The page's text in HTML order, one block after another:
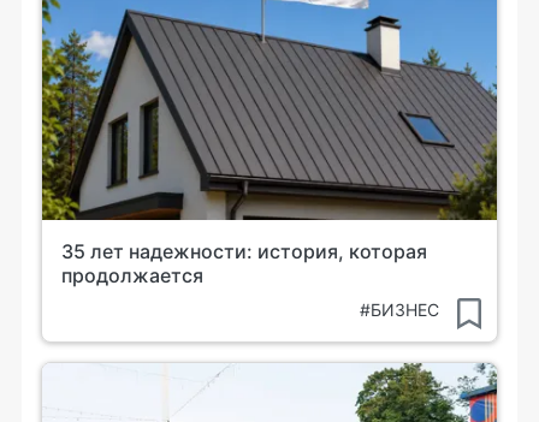
35 лет надежности: история, которая
продолжается
#БИЗНЕС